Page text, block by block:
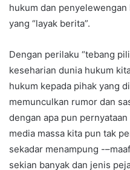
hukum dan
yang “layak berita”.
Dengan perilaku “tebang
keseharian dunia hukum
hukum kepada pihak yang
memunculkan rumor dan
dengan apa pun
media massa kita pun tak
sekadar menampung -
sekian banyak dan jenis